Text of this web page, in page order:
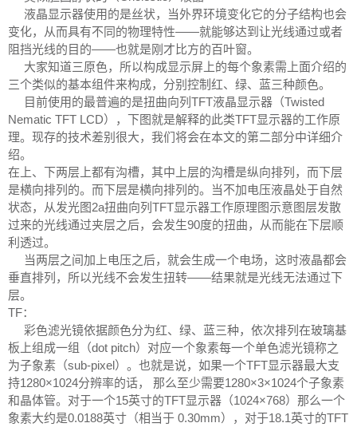
液晶显示器使用的是丝状，当外界环境变化它的分子结构也会
变化，从而具有不同的物理特性——就能够达到让光线通过或者
阻挡光线的目的——也就是刚才比方的百叶窗。
大家知道三原色，所以构成显示屏上的每个象素需上面介绍的
三个类似的基本组件来构成，分别控制红、绿、蓝三种颜色。
目前使用的最普遍的是扭曲向列TFT液晶显示器（Twisted
Nematic TFT LCD），下图就是解释的此类TFT显示器的工作原
理。现存的技术差别很大，我们将会在本文的第二部分中详细介
绍。
在上、下两层上都有沟槽，其中上层的沟槽是纵向排列，而下层
是横向排列的。而下层是横向排列的。当不加电压液晶处于自然
状态，从发光图2a扭曲向列TFT显示器工作原理图示意图层发散
过来的光线通过夹层之后，会发生90度的扭曲，从而能在下层顺
利透过。
当两层之间加上电压之后，就会生成一个电场，这时液晶都会
垂直排列，所以光线不会发生扭转——结果就是光线无法通过下
层。
TF：
彩色滤光镜依据颜色分为红、绿、蓝三种，依次排列在玻璃基
板上组成一组（dot pitch）对应一个象素每一个单色滤光镜称之
为子象素（sub-pixel）。也就是说，如果一个TFT显示器最大支
持1280×1024分辨率的话， 那么至少需要1280×3×1024个子象素
和晶体管。对于一个15英寸的TFT显示器（1024×768）那么一个
象素大约是0.0188英寸（相当于 0.30mm），对于18.1英寸的TFT